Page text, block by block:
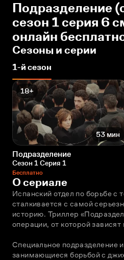
Подразделение
сезон 1 серия 6
онлайн
Сезоны и серии
1-й сезон
18+
53 мин
Подразделение
Сезон 1 Серия 1
Бесплатно
О сериале
Испанский отдел по борьбе с
сталкивается с самой
историю. Триллер
операции, от которой
Специальное подразделение
занимающиеся борьбой с